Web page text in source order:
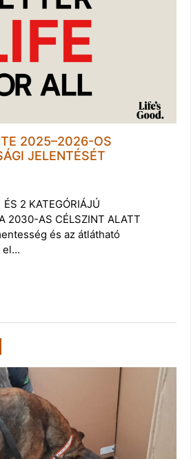
2025–2026-OS
JELENTÉSÉT
2 KATEGÓRIÁJÚ
2030-AS CÉLSZINT ALATT
és az átlátható
el…